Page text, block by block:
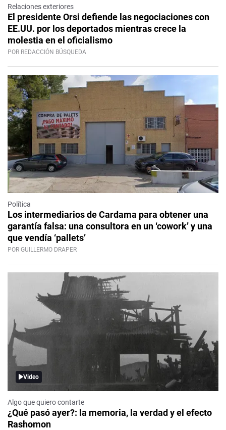
Relaciones exteriores
El presidente Orsi defiende las negociaciones con
EE.UU. por los deportados mientras crece la
molestia en el oficialismo
POR REDACCIÓN BÚSQUEDA
Política
Los intermediarios de Cardama para obtener una
garantía falsa: una consultora en un ‘cowork’ y una
que vendía ‘pallets’
POR GUILLERMO DRAPER
Video
Algo que quiero contarte
¿Qué pasó ayer?: la memoria, la verdad y el efecto
Rashomon